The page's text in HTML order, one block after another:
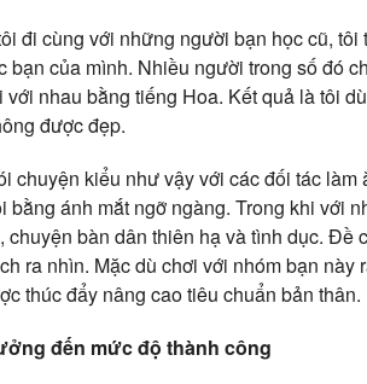
đi cùng với những người bạn học cũ,
bạn của mình. Nhiều người trong số đó
với nhau bằng tiếng Hoa. Kết quả là tôi
được đẹp.
chuyện kiểu như vậy với các đối tác
bằng ánh mắt ngỡ ngàng. Trong khi với
chuyện bàn dân thiên hạ và tình dục.
ra nhìn. Mặc dù chơi với nhóm bạn
thúc đẩy nâng cao tiêu chuẩn bản thân.
đến mức độ thành công